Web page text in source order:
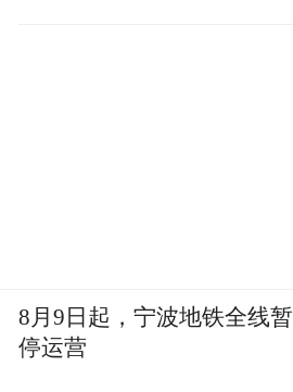
8月9日起，宁波地铁全线暂
停运营